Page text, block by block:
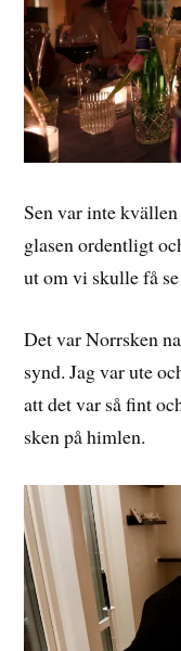
Sen var inte
glasen ordentligt
ut om vi skulle få
Det var Norrsken
synd. Jag var ute
att det var så fint
sken på himlen.